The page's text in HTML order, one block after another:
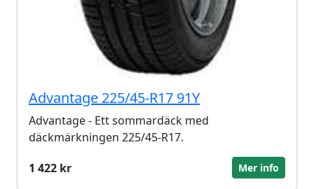
Advantage 225/45-R17 91Y
Advantage - Ett sommardäck med
däckmärkningen 225/45-R17.
1 422 kr
Mer info